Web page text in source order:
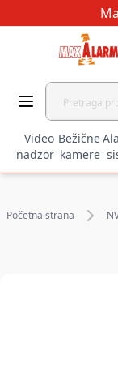
Video
nadzor
Bežične
kamere
Početna strana